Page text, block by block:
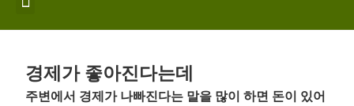
경제가 좋아진다는데
주변에서 경제가 나빠진다는 말을 많이 하면 돈이 있어